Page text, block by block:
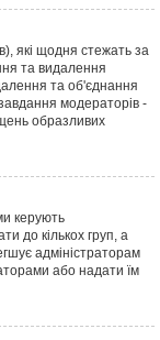
які щодня стежать за
та видалення
та об'єднання
модераторів -
образливих
керують
до кількох груп, а
адміністраторам
або надати їм